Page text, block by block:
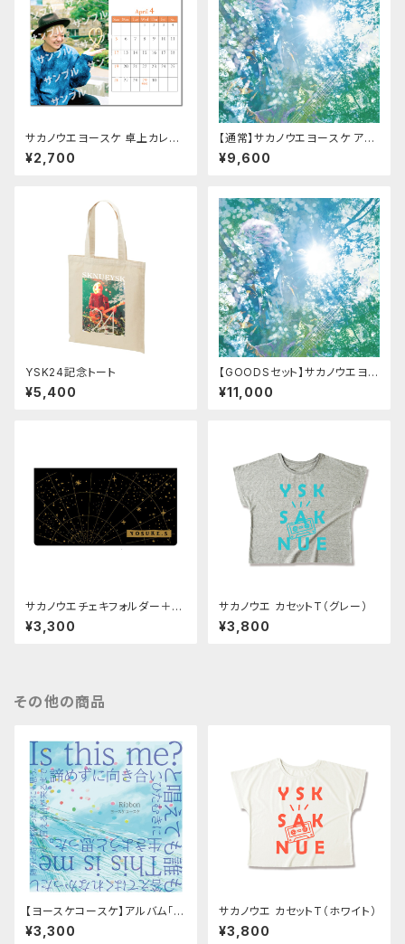
サカノウエヨースケ 卓上カレン
ダー
¥2,700
【通常】サカノウエヨースケ アル
バム「Hello!! Sunshine, Beau
tiful」
¥9,600
YSK24記念トート
¥5,400
【GOODSセット】サカノウエヨー
スケ アルバム(2枚組)＋グッズセ
ット
¥11,000
サカノウエチェキフォルダー＋チ
ェキ1枚
¥3,300
サカノウエ カセットT（グレー）
¥3,800
その他の商品
【ヨースケコースケ】アルバム「Ri
bbon」
¥3,300
サカノウエ カセットT（ホワイト）
¥3,800